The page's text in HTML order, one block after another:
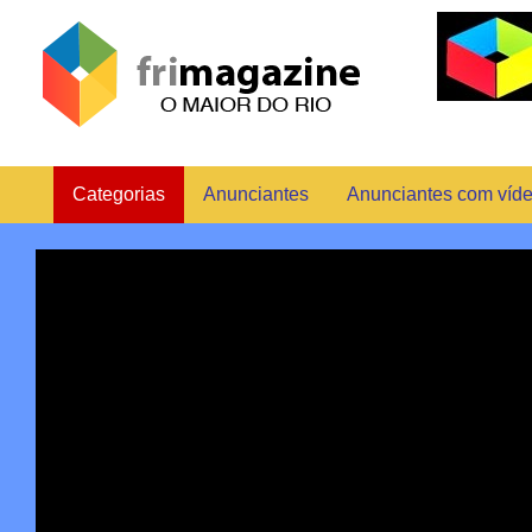
Categorias Anunciantes Anunciantes com